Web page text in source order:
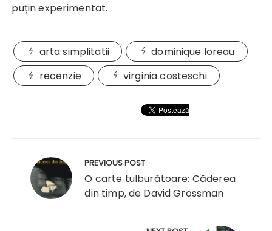
puțin experimentat.
arta simplitatii
dominique loreau
recenzie
virginia costeschi
articole
PREVIOUS POST
O carte tulburătoare: Căderea
din timp, de David Grossman